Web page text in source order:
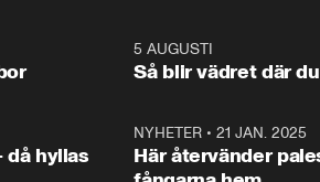
och Makten.
– Vi
vara
1:065 AUGUSTI
Så blir vädret där
då hyllas
NYHETER •21 JAN. 2025
Här återvänder